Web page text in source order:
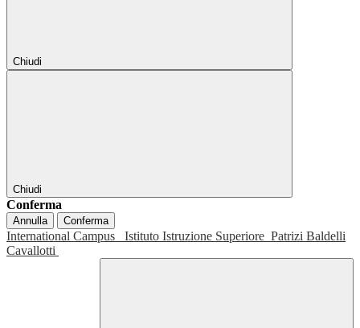
Chiudi
Chiudi
Conferma
Annulla Conferma
International Campus Istituto Istruzione Superiore Patrizi Baldelli
Cavallotti